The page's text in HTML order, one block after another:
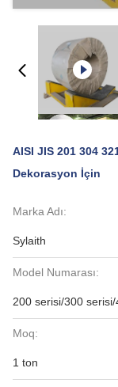
AISI JIS 201 304
Dekorasyon İçin
Marka Adı:
Sylaith
Model Numarası:
200 serisi/300
Moq:
1 ton